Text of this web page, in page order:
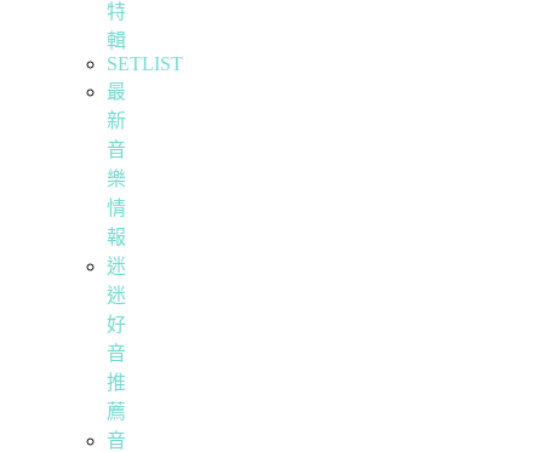
特
輯
SETLIST
最
新
音
樂
情
報
迷
迷
好
音
推
薦
音